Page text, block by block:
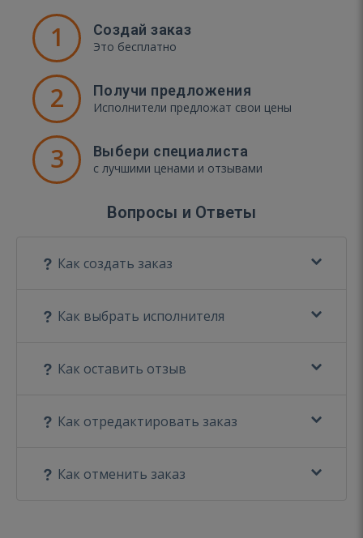
1 Создай заказ
Это бесплатно
2 Получи предложения
Исполнители предложат свои цены
3 Выбери специалиста
с лучшими ценами и отзывами
Вопросы и Ответы
Как создать заказ
Как выбрать исполнителя
Как оставить отзыв
Как отредактировать заказ
Как отменить заказ